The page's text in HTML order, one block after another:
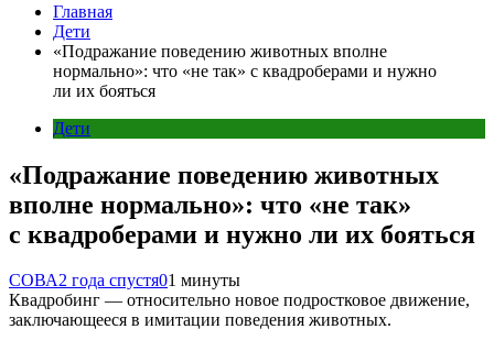
Главная
Дети
«Подражание поведению животных вполне
нормально»: что «не так» с квадроберами и нужно
ли их бояться
Дети
«Подражание поведению животных
вполне нормально»: что «не так»
с квадроберами и нужно ли их бояться
СОВА2 года спустя01 минуты
Квадробинг — относительно новое подростковое движение,
заключающееся в имитации поведения животных.